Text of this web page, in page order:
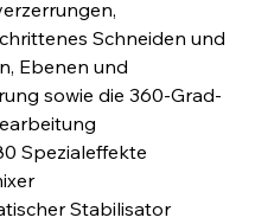
Schneiden und
Ebenen und
sowie die 360-Grad-
Spezialeffekte
Stabilisator